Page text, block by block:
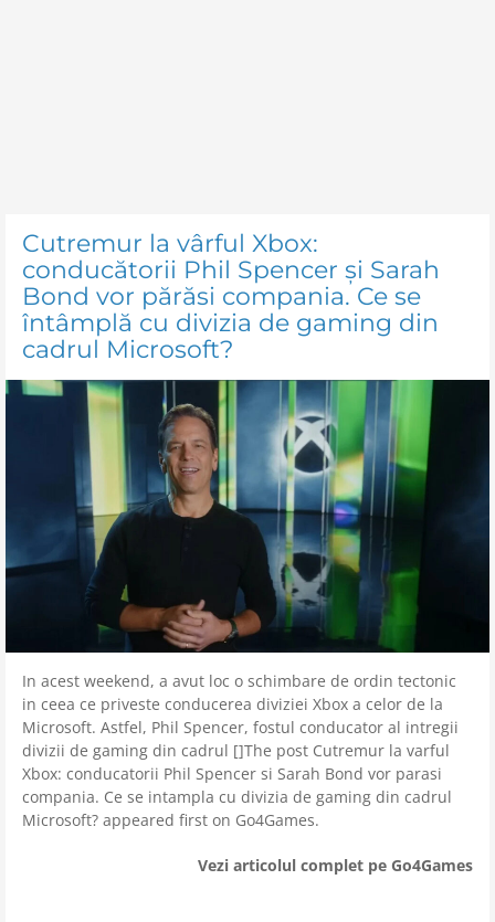
Cutremur la vârful Xbox:
conducătorii Phil Spencer și Sarah
Bond vor părăsi compania. Ce se
întâmplă cu divizia de gaming din
cadrul Microsoft?
In acest weekend, a avut loc o schimbare de ordin tectonic
in ceea ce priveste conducerea diviziei Xbox a celor de la
Microsoft. Astfel, Phil Spencer, fostul conducator al intregii
divizii de gaming din cadrul []The post Cutremur la varful
Xbox: conducatorii Phil Spencer si Sarah Bond vor parasi
compania. Ce se intampla cu divizia de gaming din cadrul
Microsoft? appeared first on Go4Games.
Vezi articolul complet pe Go4Games